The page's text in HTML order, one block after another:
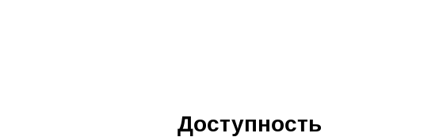
Доступность